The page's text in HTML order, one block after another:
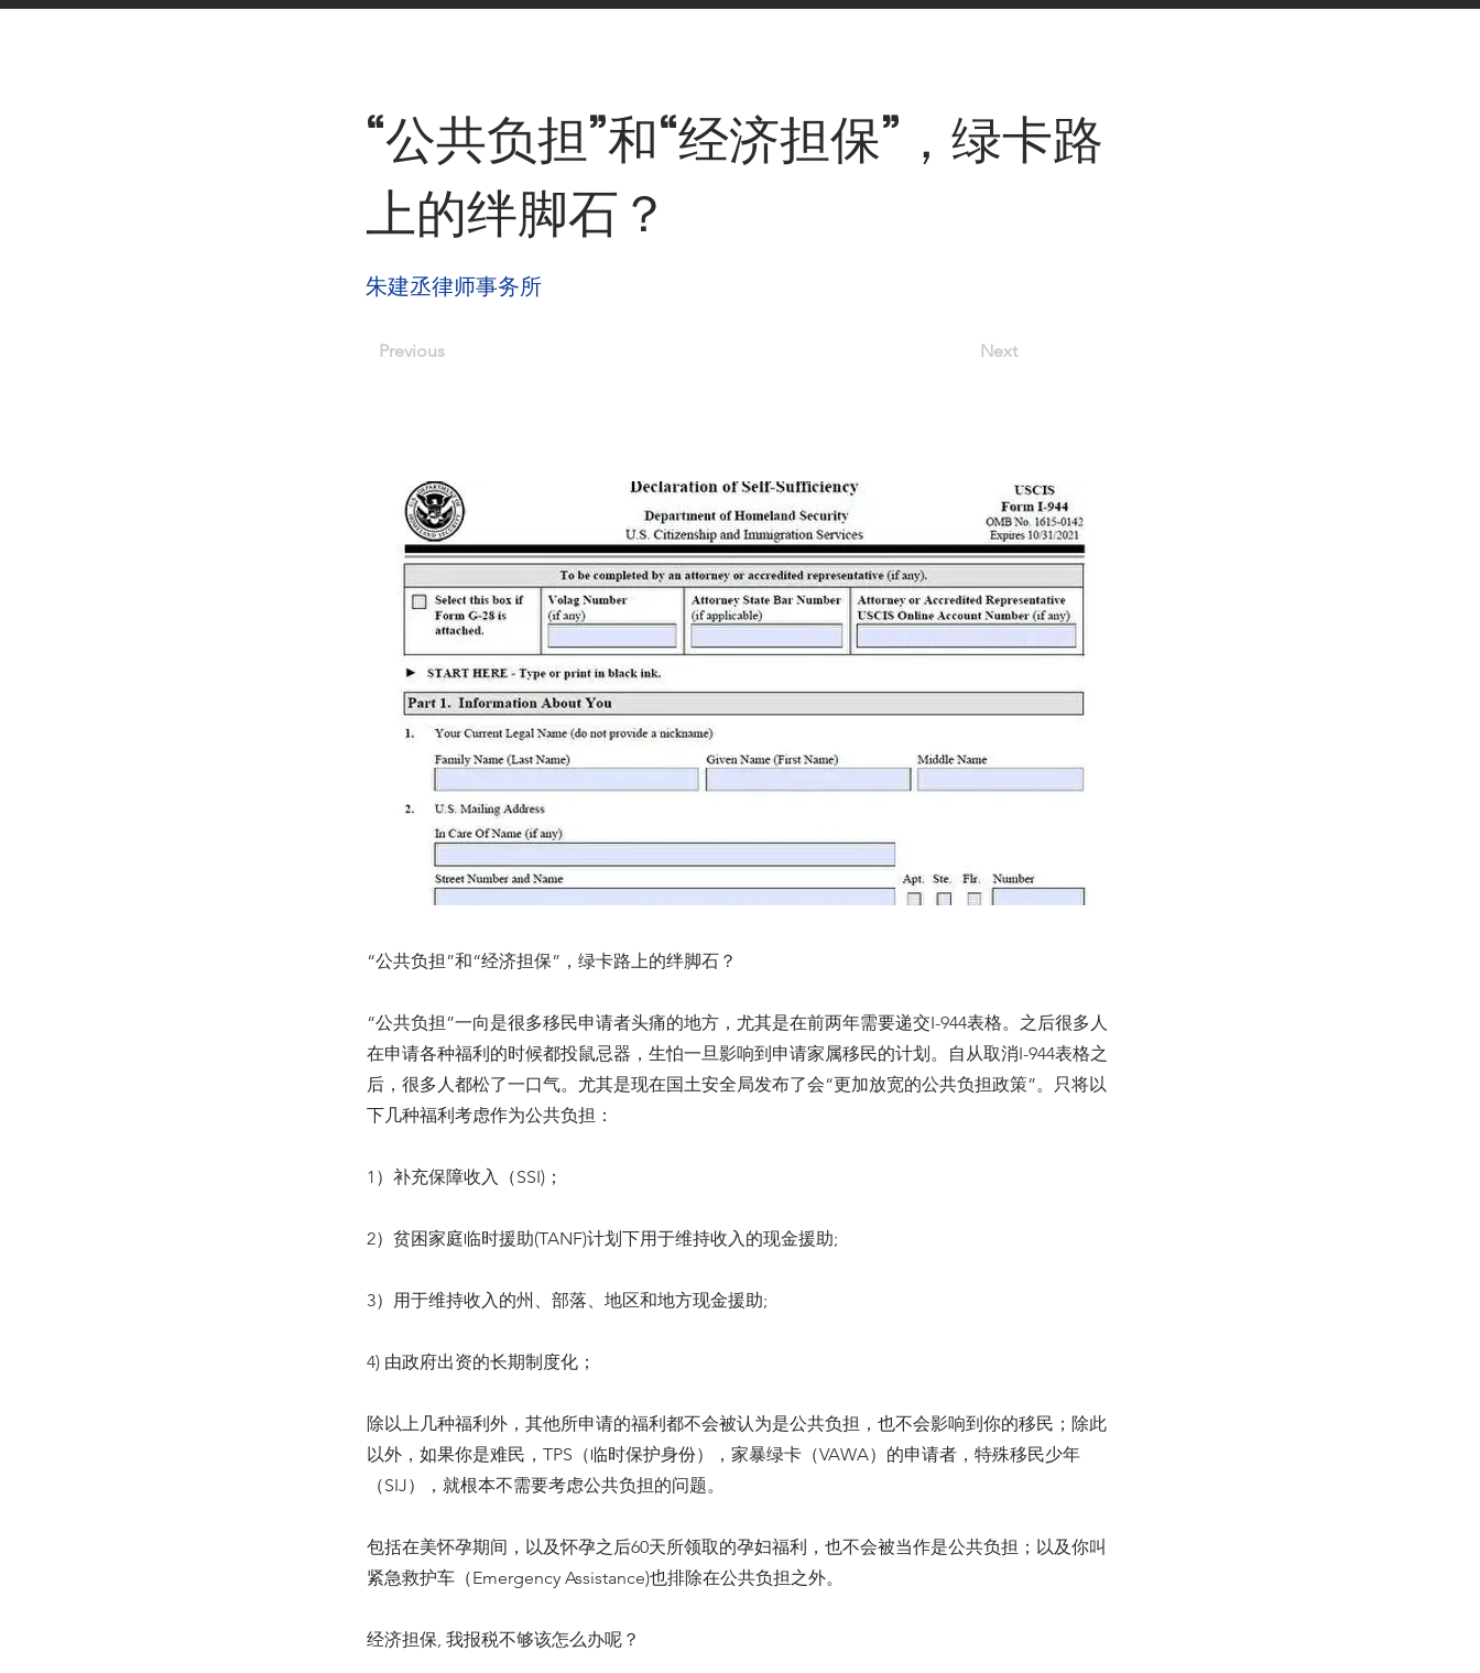
“公共负担”和“经济担保”，绿卡路
上的绊脚石？
朱建丞律师事务所
Previous Next
“公共负担”和“经济担保”，绿卡路上的绊脚石？
“公共负担”一向是很多移民申请者头痛的地方，尤其是在前两年需要递交I-944表格。之后很多人
在申请各种福利的时候都投鼠忌器，生怕一旦影响到申请家属移民的计划。自从取消I-944表格之
后，很多人都松了一口气。尤其是现在国土安全局发布了会“更加放宽的公共负担政策”。只将以
下几种福利考虑作为公共负担：
1）补充保障收入（SSI)；
2）贫困家庭临时援助(TANF)计划下用于维持收入的现金援助;
3）用于维持收入的州、部落、地区和地方现金援助;
4) 由政府出资的长期制度化；
除以上几种福利外，其他所申请的福利都不会被认为是公共负担，也不会影响到你的移民；除此
以外，如果你是难民，TPS（临时保护身份），家暴绿卡（VAWA）的申请者，特殊移民少年
（SIJ），就根本不需要考虑公共负担的问题。
包括在美怀孕期间，以及怀孕之后60天所领取的孕妇福利，也不会被当作是公共负担；以及你叫
紧急救护车（Emergency Assistance)也排除在公共负担之外。
经济担保, 我报税不够该怎么办呢？